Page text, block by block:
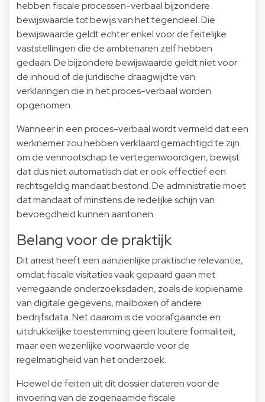
hebben fiscale processen-verbaal bijzondere
bewijswaarde tot bewijs van het tegendeel. Die
bewijswaarde geldt echter enkel voor de feitelijke
vaststellingen die de ambtenaren zelf hebben
gedaan. De bijzondere bewijswaarde geldt niet voor
de inhoud of de juridische draagwijdte van
verklaringen die in het proces-verbaal worden
opgenomen.
Wanneer in een proces-verbaal wordt vermeld dat een
werknemer zou hebben verklaard gemachtigd te zijn
om de vennootschap te vertegenwoordigen, bewijst
dat dus niet automatisch dat er ook effectief een
rechtsgeldig mandaat bestond. De administratie moet
dat mandaat of minstens de redelijke schijn van
bevoegdheid kunnen aantonen.
Belang voor de praktijk
Dit arrest heeft een aanzienlijke praktische relevantie,
omdat fiscale visitaties vaak gepaard gaan met
verregaande onderzoeksdaden, zoals de kopiename
van digitale gegevens, mailboxen of andere
bedrijfsdata. Net daarom is de voorafgaande en
uitdrukkelijke toestemming geen loutere formaliteit,
maar een wezenlijke voorwaarde voor de
regelmatigheid van het onderzoek.
Hoewel de feiten uit dit dossier dateren voor de
invoering van de zogenaamde fiscale